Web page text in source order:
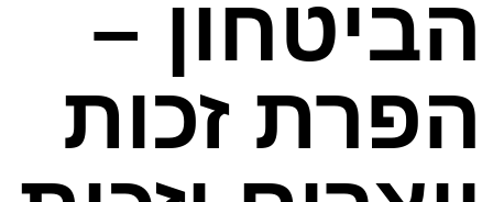
הביטחון –
הפרת זכות